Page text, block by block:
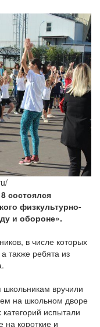
состоялся
физкультурно-
и обороне».
в числе которых
также ребята из
вручили
на школьном дворе
испытали
на короткие и